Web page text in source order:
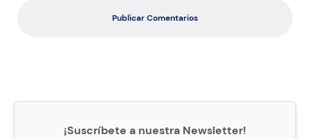
Publicar Comentarios
¡Suscríbete a nuestra Newsletter!